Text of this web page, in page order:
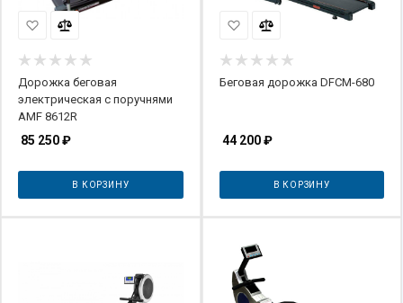
Дорожка беговая
электрическая с поручнями
AMF 8612R
85 250₽
В КОРЗИНУ
Беговая дорожка DFCM-680
44 200₽
В КОРЗИНУ